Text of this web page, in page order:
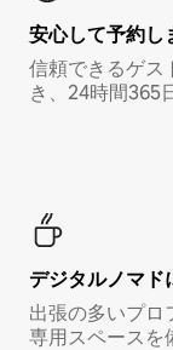
安心して予約し
信頼できるゲス
き、24時間365
デジタルノマド⁠
出張の多いプ
専用スペースを